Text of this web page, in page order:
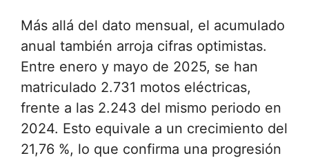
Más allá del dato mensual, el acumulado
anual también arroja cifras optimistas.
Entre enero y mayo de 2025, se han
matriculado 2.731 motos eléctricas,
frente a las 2.243 del mismo periodo en
2024. Esto equivale a un crecimiento del
21,76 %, lo que confirma una progresión